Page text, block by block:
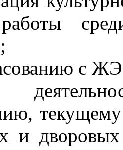
с
и дворовых